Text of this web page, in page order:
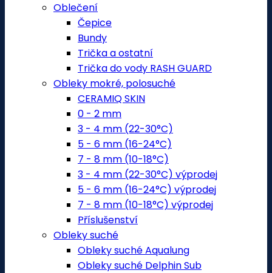
Oblečení
Čepice
Bundy
Trička a ostatní
Trička do vody RASH GUARD
Obleky mokré, polosuché
CERAMIQ SKIN
0 - 2 mm
3 - 4 mm (22-30°C)
5 - 6 mm (16-24°C)
7 - 8 mm (10-18°C)
3 - 4 mm (22-30°C) výprodej
5 - 6 mm (16-24°C) výprodej
7 - 8 mm (10-18°C) výprodej
Příslušenství
Obleky suché
Obleky suché Aqualung
Obleky suché Delphin Sub